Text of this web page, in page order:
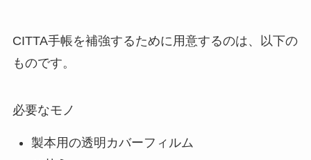
CITTA手帳を補強するために用意するのは、以下の
ものです。
必要なモノ
製本用の透明カバーフィルム